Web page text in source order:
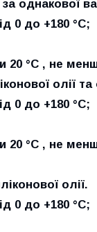
однакової
0 до +180 °C;
20 °C , не
олії
0 до +180 °C;
20 °C , не
олії.
0 до +180 °C;